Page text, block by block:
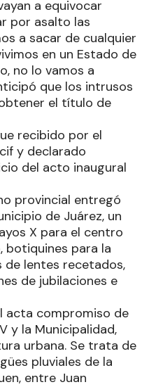
a equivocar
por asalto las
a sacar de cualquier
en un Estado de
no lo vamos a
que los intrusos
el título de
recibido por el
y declarado
del acto inaugural
provincial entregó
de Juárez, un
X para el centro
botiquines para la
de lentes recetados,
de jubilaciones e
acta compromiso de
y la Municipalidad,
urbana. Se trata de
pluviales de la
entre Juan